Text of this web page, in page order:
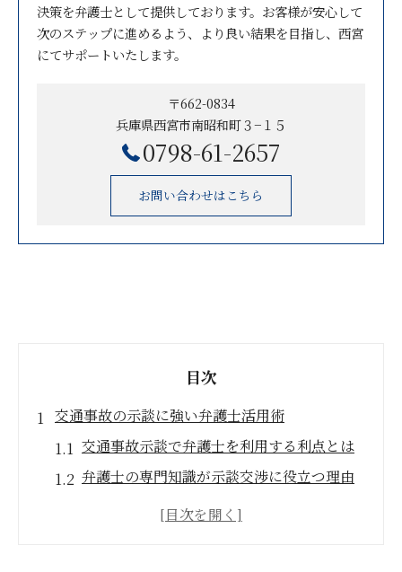
決策を弁護士として提供しております。お客様が安心して
次のステップに進めるよう、より良い結果を目指し、西宮
にてサポートいたします。
〒662-0834
兵庫県西宮市南昭和町３−１５
0798-61-2657
お問い合わせはこちら
目次
交通事故の示談に強い弁護士活用術
交通事故示談で弁護士を利用する利点とは
弁護士の専門知識が示談交渉に役立つ理由
阪急今津線エリアで弁護士に相談すべき理